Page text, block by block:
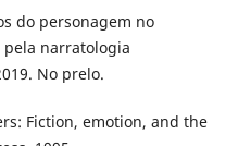
do personagem no
narratologia
No prelo.
Fiction, emotion, and the